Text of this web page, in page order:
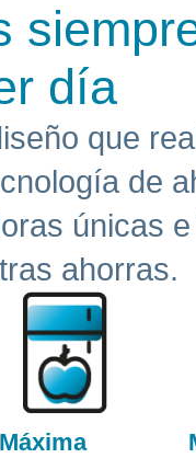
día
que
de
únicas
ahorras.
Máxima